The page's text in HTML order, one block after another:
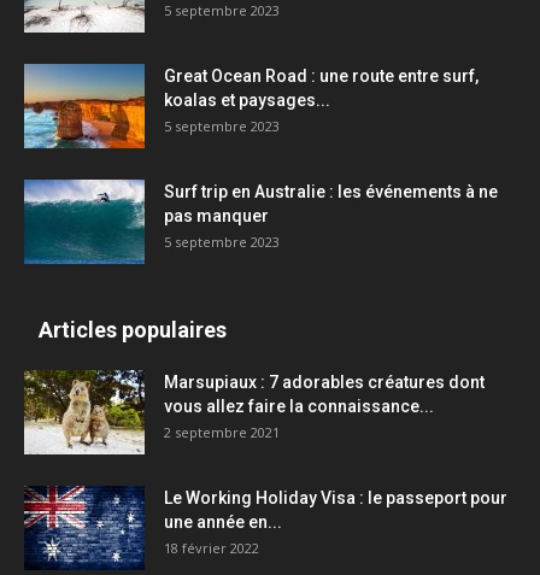
5 septembre 2023
Great Ocean Road : une route entre surf,
koalas et paysages...
5 septembre 2023
Surf trip en Australie : les événements à ne
pas manquer
5 septembre 2023
Articles populaires
Marsupiaux : 7 adorables créatures dont
vous allez faire la connaissance...
2 septembre 2021
Le Working Holiday Visa : le passeport pour
une année en...
18 février 2022